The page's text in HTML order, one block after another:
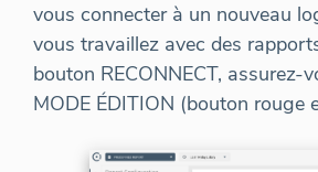
vous connecter à un nouveau
vous travaillez avec des
bouton RECONNECT, assurez-
MODE ÉDITION (bouton rouge